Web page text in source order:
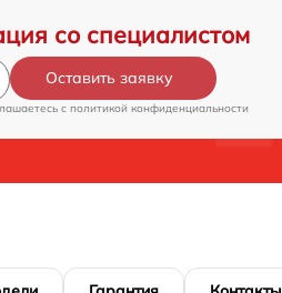
со специалистом
Оставить заявку
c политикой конфиденциальности